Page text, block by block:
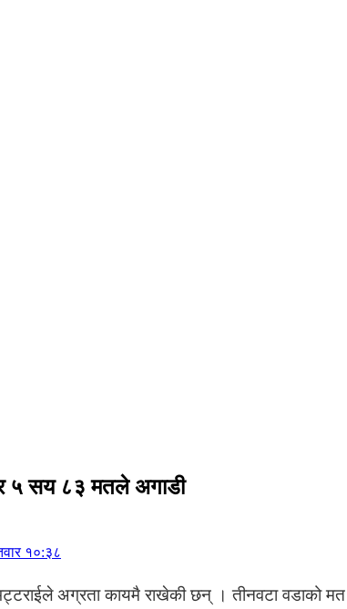
५ सय ८३ मतले अगाडी
१०:३८
भट्टराईले अग्रता कायमै राखेकी छन् । तीनवटा